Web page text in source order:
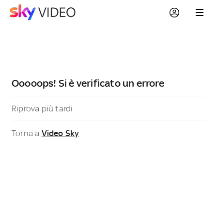
Ooooops! Si è verificato un errore
Riprova più tardi
Torna a Video Sky